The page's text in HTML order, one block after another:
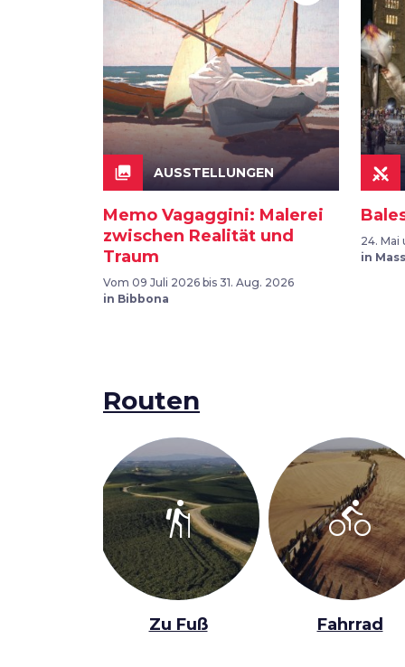
collections AUSSTELLUNGEN
Memo Vagaggini: Malerei
zwischen Realität und
Traum
Vom 09 Juli 2026 bis 31. Aug. 2026
in Bibbona
24. Mai
in
Routen
hiking
Zu Fuß
directions_bike
Fahrrad